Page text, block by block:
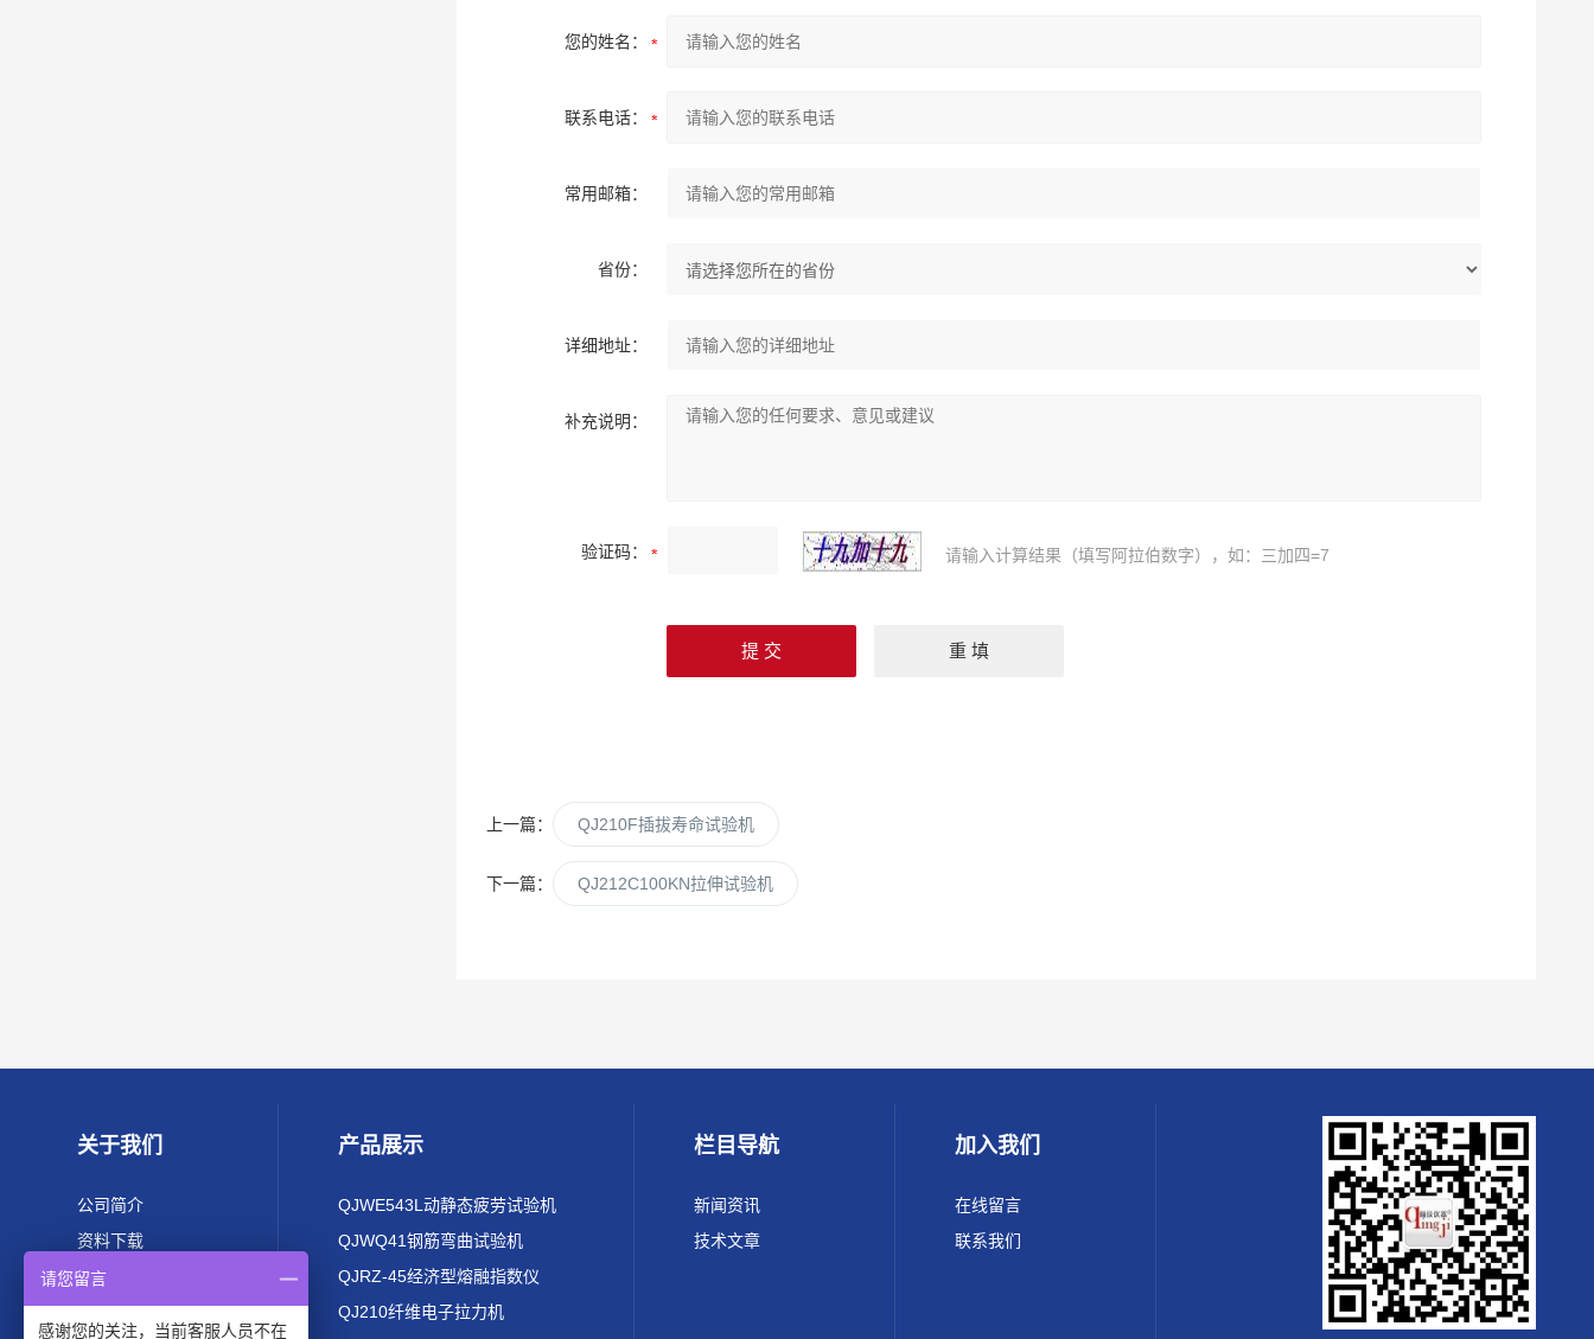
您的姓名：
联系电话：
常用邮箱：
省份：
详细地址：
补充说明：
验证码： 请输入计算结果（填写阿拉伯数字），如：三加四=7
上一篇： QJ210F插拔寿命试验机
下一篇： QJ212C100KN拉伸试验机
关于我们
公司简介
资料下载
产品展示
QJWE543L动静态疲劳试验机
QJWQ41钢筋弯曲试验机
QJRZ-45经济型熔融指数仪
QJ210纤维电子拉力机
栏目导航
新闻资讯
技术文章
加入我们
在线留言
联系我们
请您留言
感谢您的关注，当前客服人员不在